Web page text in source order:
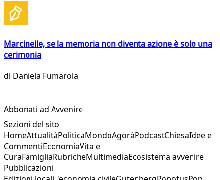
Marcinelle, se la memoria non diventa azione è solo una
cerimonia
di Daniela Fumarola
Abbonati ad Avvenire
Sezioni del sito
HomeAttualitàPoliticaMondoAgoràPodcastChiesaIdee e
CommentiEconomiaVita e
CuraFamigliaRubricheMultimediaEcosistema avvenire
Pubblicazioni